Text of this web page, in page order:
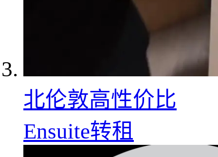
北伦敦高性价比
Ensuite转租